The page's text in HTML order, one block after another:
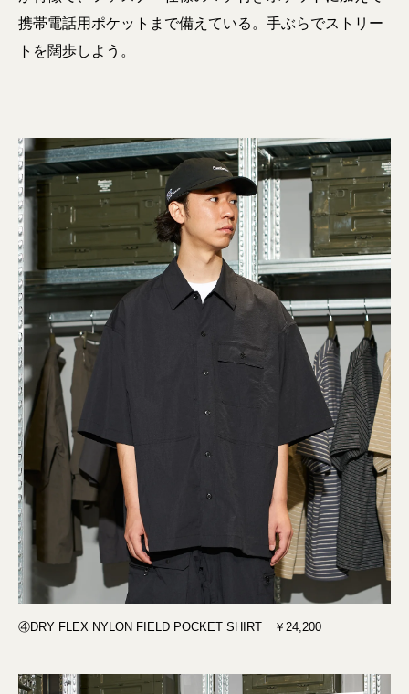
携帯電話用ポケットまで備えている。手ぶらでストリー
トを闊歩しよう。
④DRY FLEX NYLON FIELD POCKET SHIRT ￥24,200